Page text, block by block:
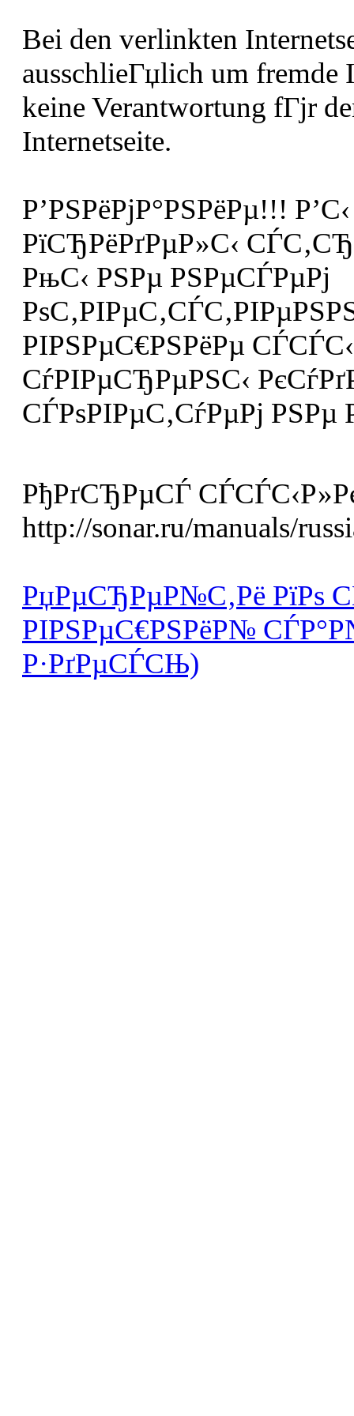
Bei den verlinkten
ausschlieГџlich um fremde
keine Verantwortung fГјr
Internetseite.
Р’РЅРёРјР°РЅРёРµ!!!
РїСЂРёРґРµР»С‹
РњС‹ РЅРµ РЅРµСЃРµРј
РІРЅРµС€РЅРёРµ
СѓРІРµСЂРµРЅС‹
СЃРѕРІРµС‚СѓРµРј
РђРґСЂРµСЃ
http://sonar.ru/manuals/
РџРµСЂРµР№С‚Рё РїРѕ
РІРЅРµС€РЅРёР№
Р·РґРµСЃСЊ)